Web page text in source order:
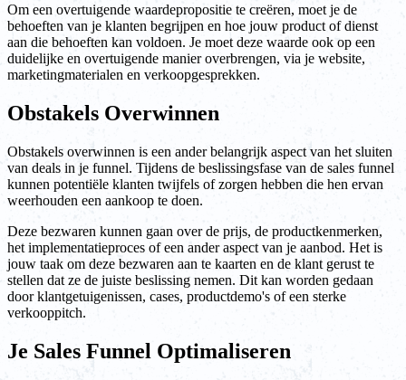
Om een overtuigende waardepropositie te creëren, moet je de
behoeften van je klanten begrijpen en hoe jouw product of dienst
aan die behoeften kan voldoen. Je moet deze waarde ook op een
duidelijke en overtuigende manier overbrengen, via je website,
marketingmaterialen en verkoopgesprekken.
Obstakels Overwinnen
Obstakels overwinnen is een ander belangrijk aspect van het sluiten
van deals in je funnel. Tijdens de beslissingsfase van de sales funnel
kunnen potentiële klanten twijfels of zorgen hebben die hen ervan
weerhouden een aankoop te doen.
Deze bezwaren kunnen gaan over de prijs, de productkenmerken,
het implementatieproces of een ander aspect van je aanbod. Het is
jouw taak om deze bezwaren aan te kaarten en de klant gerust te
stellen dat ze de juiste beslissing nemen. Dit kan worden gedaan
door klantgetuigenissen, cases, productdemo's of een sterke
verkooppitch.
Je Sales Funnel Optimaliseren